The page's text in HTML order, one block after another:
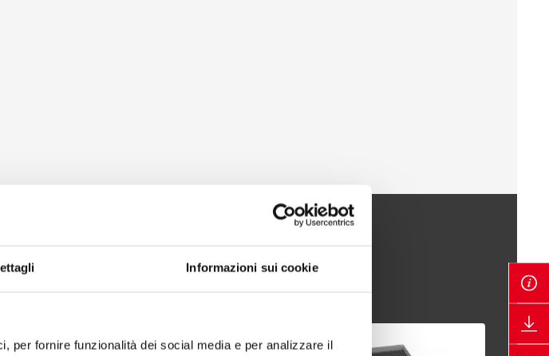
Informazioni sui cookie
per fornire funzionalità dei social media e per analizzare il